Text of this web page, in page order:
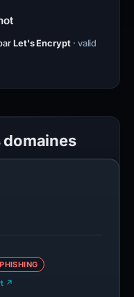
Let's Encrypt · valid
PHISHING
↗